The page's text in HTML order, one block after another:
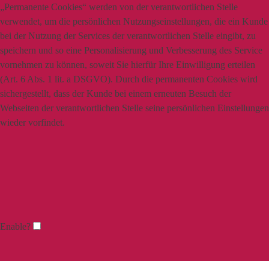
„Permanente Cookies“ werden von der verantwortlichen Stelle
verwendet, um die persönlichen Nutzungseinstellungen, die ein Kunde
bei der Nutzung der Services der verantwortlichen Stelle eingibt, zu
speichern und so eine Personalisierung und Verbesserung des Service
vornehmen zu können, soweit Sie hierfür Ihre Einwilligung erteilen
(Art. 6 Abs. 1 lit. a DSGVO). Durch die permanenten Cookies wird
sichergestellt, dass der Kunde bei einem erneuten Besuch der
Webseiten der verantwortlichen Stelle seine persönlichen Einstellungen
wieder vorfindet.
Enable?